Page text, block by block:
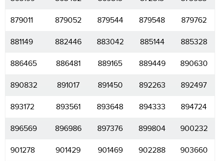
879011 879052 879544 879548 879762
881149 882446 883042 885144 885328
886465 886481 889165 889449 890630
890832 891017 891450 892263 892497
893172 893561 893648 894333 894724
896569 896986 897376 899804 900232
901278 901429 901469 902288 903660